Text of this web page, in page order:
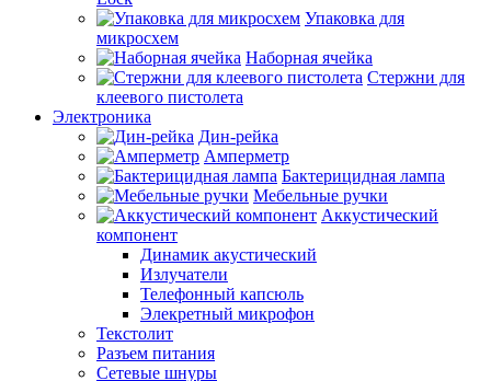
Упаковка для
микросхем
Наборная ячейка
Стержни для
клеевого пистолета
Электроника
Дин-рейка
Амперметр
Бактерицидная лампа
Мебельные ручки
Аккустический
компонент
Динамик акустический
Излучатели
Телефонный капсюль
Элекретный микрофон
Текстолит
Разъем питания
Сетевые шнуры